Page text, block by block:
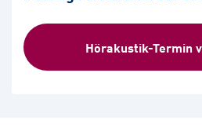
Hörakustik-Termin